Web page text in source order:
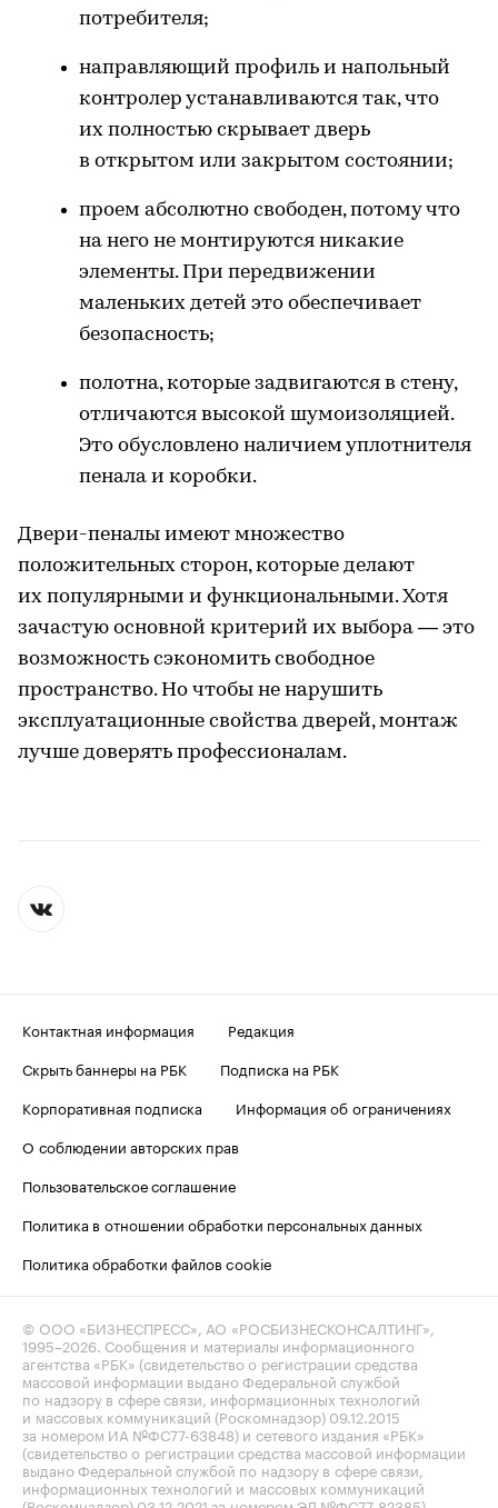
потребителя;
направляющий профиль и напольный
контролер устанавливаются так, что
их полностью скрывает дверь
в открытом или закрытом состоянии;
проем абсолютно свободен, потому что
на него не монтируются никакие
элементы. При передвижении
маленьких детей это обеспечивает
безопасность;
полотна, которые задвигаются в стену,
отличаются высокой шумоизоляцией.
Это обусловлено наличием уплотнителя
пенала и коробки.
Двери-пеналы имеют множество
положительных сторон, которые делают
их популярными и функциональными. Хотя
зачастую основной критерий их выбора — это
возможность сэкономить свободное
пространство. Но чтобы не нарушить
эксплуатационные свойства дверей, монтаж
лучше доверять профессионалам.
Контактная информация
Редакция
Скрыть баннеры на РБК
Подписка на РБК
Корпоративная подписка
Информация об ограничениях
О соблюдении авторских прав
Пользовательское соглашение
Политика в отношении обработки персональных данных
Политика обработки файлов cookie
© ООО «БИЗНЕСПРЕСС», АО «РОСБИЗНЕСКОНСАЛТИНГ»,
1995–2026 . Сообщения и материалы информационного
агентства «РБК» (свидетельство о регистрации средства
массовой информации выдано Федеральной службой
по надзору в сфере связи, информационных технологий
и массовых коммуникаций (Роскомнадзор) 09.12.2015
за номером ИА №ФС77-63848) и сетевого издания «РБК»
(свидетельство о регистрации средства массовой информации
выдано Федеральной службой по надзору в сфере связи,
информационных технологий и массовых коммуникаций